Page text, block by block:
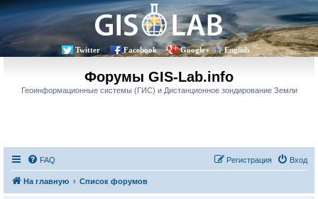
Twitter Facebook Google+ English
Форумы GIS-Lab.info
Геоинформационные системы (ГИС) и Дистанционное зондирование Земли
FAQ Вход
Регистрация
На главную Список форумов